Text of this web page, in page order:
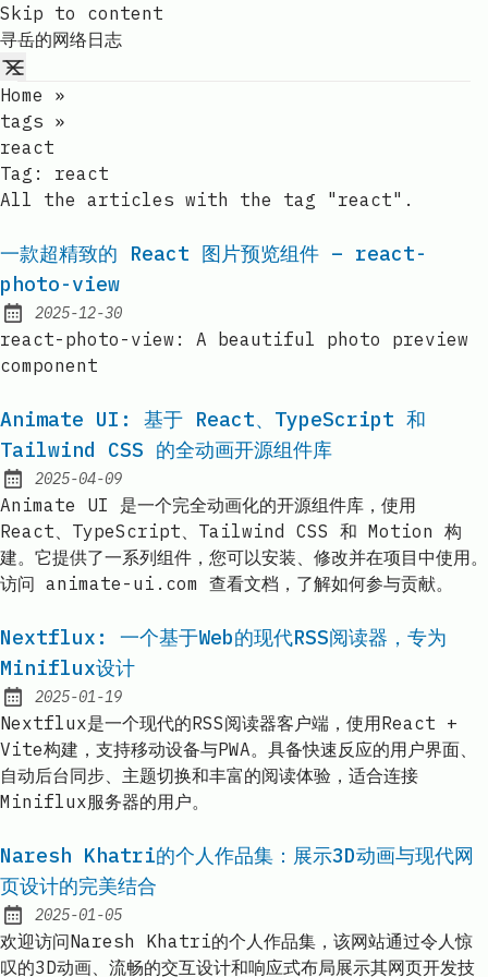
Skip to content
寻岳的网络日志
Home
»
tags »
react
Tag: react
All the articles with the tag "react".
一款超精致的 React 图片预览组件 – react-
photo-view
Published:
2025-12-30
react-photo-view: A beautiful photo preview
component
Animate UI: 基于 React、TypeScript 和
Tailwind CSS 的全动画开源组件库
Published:
2025-04-09
Animate UI 是一个完全动画化的开源组件库，使用
React、TypeScript、Tailwind CSS 和 Motion 构
建。它提供了一系列组件，您可以安装、修改并在项目中使用。
访问 animate-ui.com 查看文档，了解如何参与贡献。
Nextflux: 一个基于Web的现代RSS阅读器，专为
Miniflux设计
Published:
2025-01-19
Nextflux是一个现代的RSS阅读器客户端，使用React +
Vite构建，支持移动设备与PWA。具备快速反应的用户界面、
自动后台同步、主题切换和丰富的阅读体验，适合连接
Miniflux服务器的用户。
Naresh Khatri的个人作品集：展示3D动画与现代网
页设计的完美结合
Published:
2025-01-05
欢迎访问Naresh Khatri的个人作品集，该网站通过令人惊
叹的3D动画、流畅的交互设计和响应式布局展示其网页开发技